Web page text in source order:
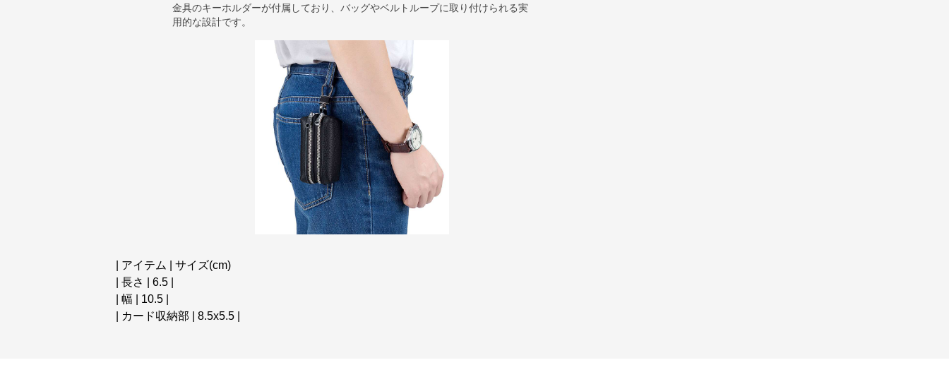
金具のキーホルダーが付属しており、バッグやベルトループに取り付けられる実
用的な設計です。
| アイテム | サイズ(cm)
| 長さ | 6.5 |
| 幅 | 10.5 |
| カード収納部 | 8.5x5.5 |